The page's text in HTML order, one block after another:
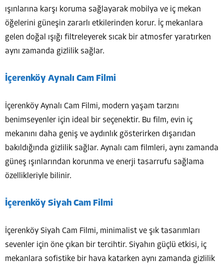
ışınlarına karşı koruma sağlayarak mobilya ve iç mekan
öğelerini güneşin zararlı etkilerinden korur. İç mekanlara
gelen doğal ışığı filtreleyerek sıcak bir atmosfer yaratırken
aynı zamanda gizlilik sağlar.
İçerenköy Aynalı Cam Filmi
İçerenköy Aynalı Cam Filmi, modern yaşam tarzını
benimseyenler için ideal bir seçenektir. Bu film, evin iç
mekanını daha geniş ve aydınlık gösterirken dışarıdan
bakıldığında gizlilik sağlar. Aynalı cam filmleri, aynı zamanda
güneş ışınlarından korunma ve enerji tasarrufu sağlama
özellikleriyle bilinir.
İçerenköy Siyah Cam Filmi
İçerenköy Siyah Cam Filmi, minimalist ve şık tasarımları
sevenler için öne çıkan bir tercihtir. Siyahın güçlü etkisi, iç
mekanlara sofistike bir hava katarken aynı zamanda gizlilik